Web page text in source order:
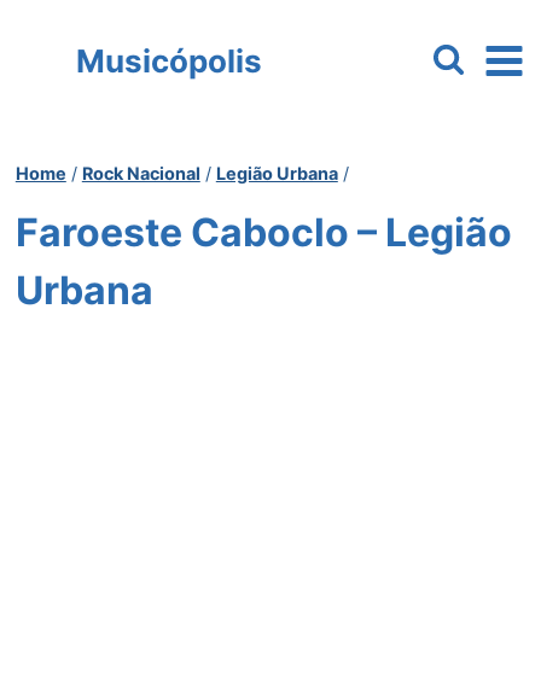
Musicópolis
Home / Rock Nacional / Legião Urbana /
Faroeste Caboclo – Legião
Urbana